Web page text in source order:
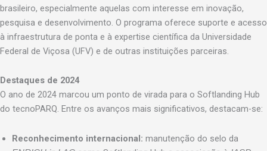
brasileiro, especialmente aquelas com interesse em inovação,
pesquisa e desenvolvimento. O programa oferece suporte e acesso
à infraestrutura de ponta e à expertise científica da Universidade
Federal de Viçosa (UFV) e de outras instituições parceiras.
Destaques de 2024
O ano de 2024 marcou um ponto de virada para o Softlanding Hub
do tecnoPARQ. Entre os avanços mais significativos, destacam-se:
Reconhecimento internacional: manutenção do selo da